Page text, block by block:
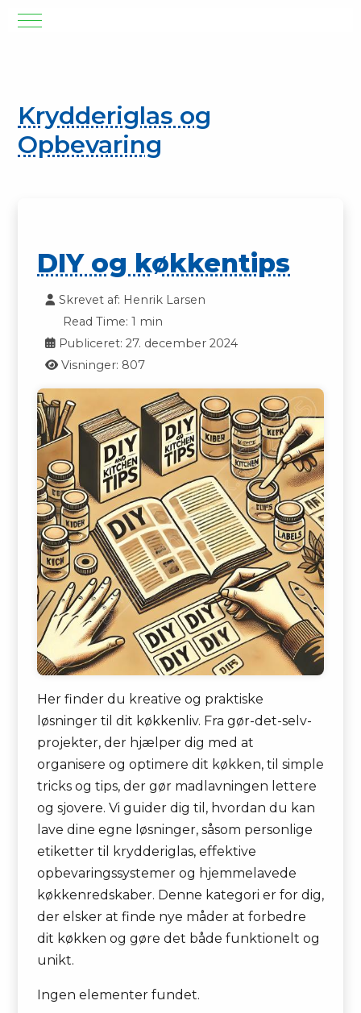
Mobile Menu Toggle
Krydderiglas og
Opbevaring
DIY og køkkentips
Skrevet af: Henrik Larsen
Read Time: 1 min
Publiceret: 27. december 2024
Visninger: 807
Her finder du kreative og praktiske
løsninger til dit køkkenliv. Fra gør-det-selv-
projekter, der hjælper dig med at
organisere og optimere dit køkken, til simple
tricks og tips, der gør madlavningen lettere
og sjovere. Vi guider dig til, hvordan du kan
lave dine egne løsninger, såsom personlige
etiketter til krydderiglas, effektive
opbevaringssystemer og hjemmelavede
køkkenredskaber. Denne kategori er for dig,
der elsker at finde nye måder at forbedre
dit køkken og gøre det både funktionelt og
unikt.
Ingen elementer fundet.